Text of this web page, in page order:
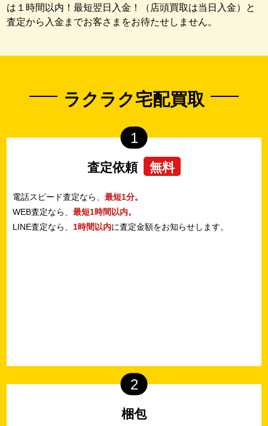
は１時間以内！最短翌日入金！（店頭買取は当日入金）と
査定から入金までお客さまをお待たせしません。
ラクラク宅配買取
1
査定依頼 無料
電話スピード査定なら、最短1分。
WEB査定なら、最短1時間以内。
LINE査定なら、1時間以内に査定金額をお知らせします。
2
梱包